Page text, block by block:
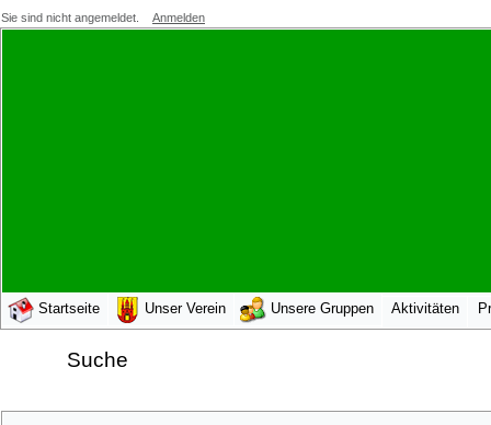
Sie sind nicht angemeldet. Anmelden
Startseite Unser Verein Unsere Gruppen Aktivitäten
Suche